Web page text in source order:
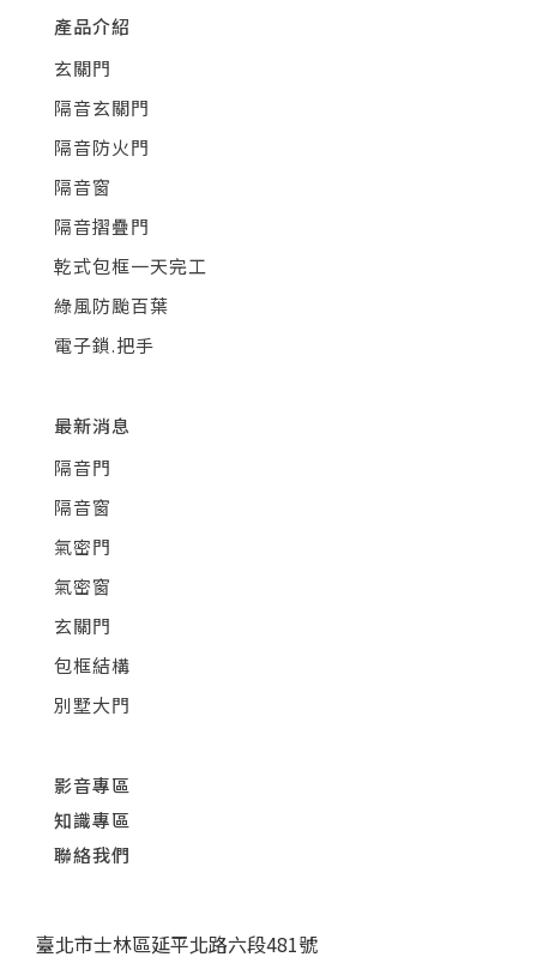
產品介紹
玄關門
隔音玄關門
隔音防火門
隔音窗
隔音摺疊門
乾式包框一天完工
綠風防颱百葉
電子鎖.把手
最新消息
隔音門
隔音窗
氣密門
氣密窗
玄關門
包框結構
別墅大門
影音專區
知識專區
聯絡我們
臺北市士林區延平北路六段481號